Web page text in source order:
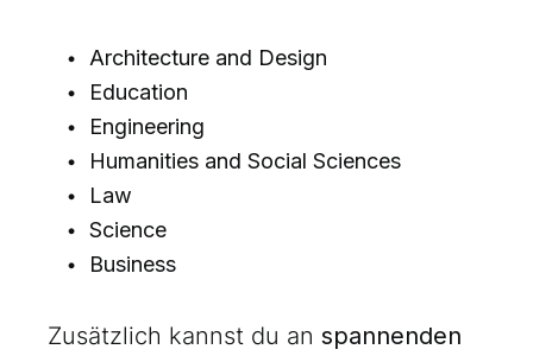
Architecture and Design
Education
Engineering
Humanities and Social Sciences
Law
Science
Business
Zusätzlich kannst du an spannenden